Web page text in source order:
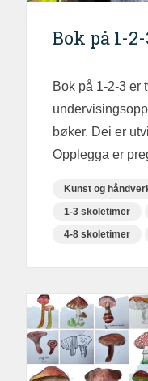
Bok på 1-
Bok på 1-2-3 er
bøker. Dei er
Opplegga er
Kunst og
1-3 skoletimer
4-8 skoletimer